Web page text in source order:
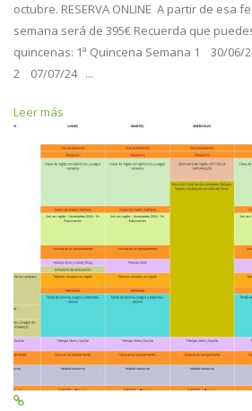
octubre. RESERVA ONLINE A partir de esa
semana será de 395€ Recuerda que
quincenas: 1ª Quincena Semana 1 30/
2 07/07/24 ...
Leer más